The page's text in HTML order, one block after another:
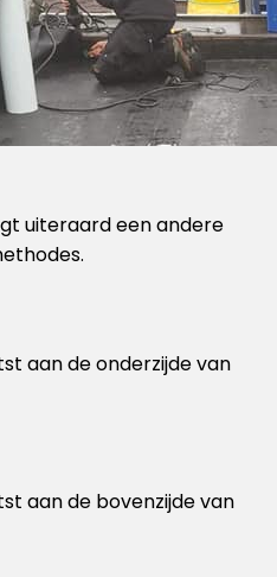
uiteraard een andere
aan de onderzijde van
aan de bovenzijde van